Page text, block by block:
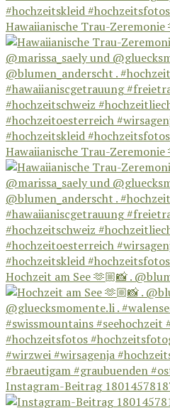
Hawaiianische Trau-Zeremonie
Hawaiianische Trau-Zeremonie
Hochzeit am See 🫶🏼📸 .
Instagram-Beitrag